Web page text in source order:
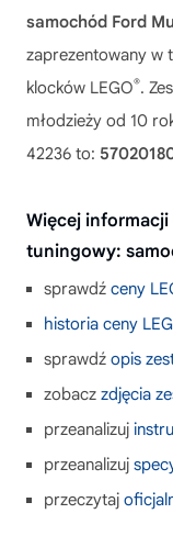
samochód Ford
zaprezentowany w
klocków LEGO®.
młodzieży od 10
42236 to:
Więcej informacji
tuningowy:
sprawdź ceny
historia ceny
sprawdź opis
zobacz zdjęcia
przeanalizuj
przeanalizuj
przeczytaj